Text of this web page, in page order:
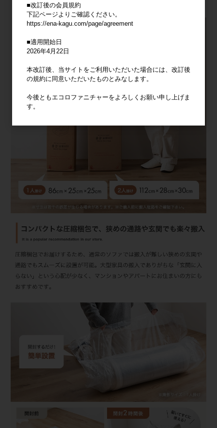
■改訂後の会員規約
下記ページよりご確認ください。
https://ena-kagu.com/page/agreement
■適用開始日
2026年4月22日
本改訂後、当サイトをご利用いただいた場合には、改訂後
の規約に同意いただいたものとみなします。
今後ともエコロファニチャーをよろしくお願い申し上げま
す。